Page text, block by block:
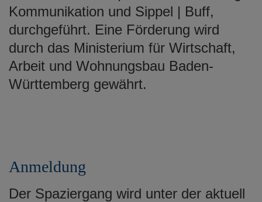
Kommunikation und Sippel | Buff,
durchgeführt. Eine Förderung wird
durch das Ministerium für Wirtschaft,
Arbeit und Wohnungsbau Baden-
Württemberg gewährt.
Anmeldung
Der Spaziergang wird unter der aktuell